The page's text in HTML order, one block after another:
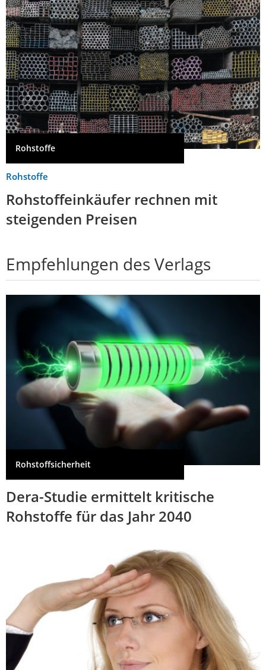
Rohstoffe
Rohstoffe
Rohstoffeinkäufer rechnen mit
steigenden Preisen
Empfehlungen des Verlags
Rohstoffsicherheit
Dera-Studie ermittelt kritische
Rohstoffe für das Jahr 2040